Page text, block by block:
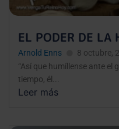
EL PODER DE LA
Arnold Enns
8 octubre,
“Así que humíllense ante el
tiempo, él...
Leer más